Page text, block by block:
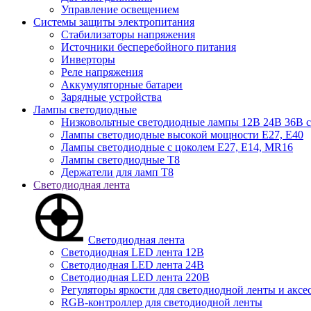
Управление освещением
Системы защиты электропитания
Стабилизаторы напряжения
Источники бесперебойного питания
Инверторы
Реле напряжения
Аккумуляторные батареи
Зарядные устройства
Лампы светодиодные
Низковольтные светодиодные лампы 12В 24В 36В
Лампы светодиодные высокой мощности Е27, Е40
Лампы светодиодные с цоколем Е27, Е14, MR16
Лампы светодиодные Т8
Держатели для ламп T8
Светодиодная лента
Светодиодная лента
Светодиодная LED лента 12В
Светодиодная LED лента 24В
Светодиодная LED лента 220В
Регуляторы яркости для светодиодной ленты и
RGB-контроллер для светодиодной ленты